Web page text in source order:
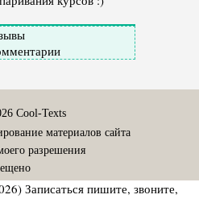
Cool-Texts
материалов сайта
разрешения
Записаться пишите, звоните,